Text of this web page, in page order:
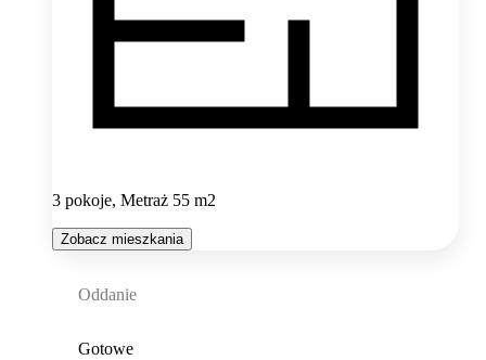
3 pokoje, Metraż 55 m2
Zobacz mieszkania
Oddanie
Gotowe